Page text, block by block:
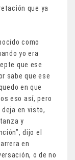
que ya
como
yo era
que ese
sabe que ese
en que
eso así, pero
en visto,
y
dijo el
en
o de no